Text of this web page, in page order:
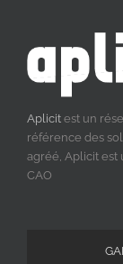
Aplicit est un
référence des
agréé, Aplicit est
CAO